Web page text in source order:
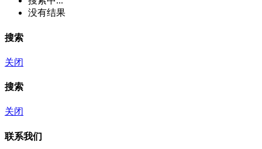
没有结果
搜索
关闭
搜索
关闭
联系我们